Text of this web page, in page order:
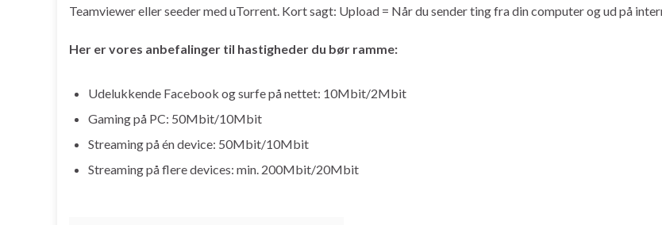
Teamviewer eller seeder med uTorrent. Kort sagt: Upload = Når du sender ting fra din computer og ud på
Her er vores anbefalinger til hastigheder du bør ramme:
Udelukkende Facebook og surfe på nettet: 10Mbit/2Mbit
Gaming på PC: 50Mbit/10Mbit
Streaming på én device: 50Mbit/10Mbit
Streaming på flere devices: min. 200Mbit/20Mbit